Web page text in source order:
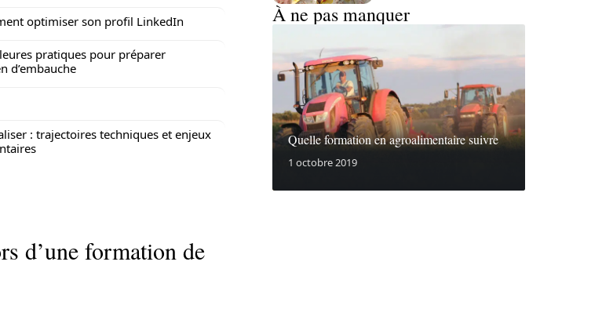
optimiser son profil LinkedIn
pratiques pour préparer
d’embauche
: trajectoires techniques et enjeux
d’une formation de
À ne pas manquer
Quelle formation en agroalimentaire suivre
1 octobre 2019